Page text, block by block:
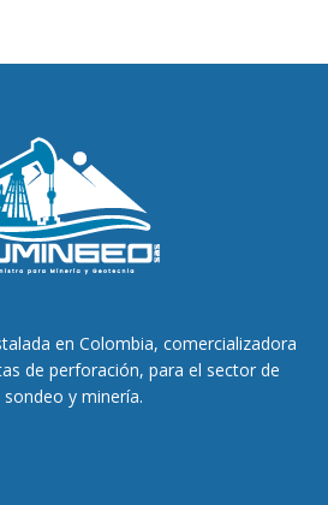
en Colombia, comercializadora
de perforación, para el sector de
y minería.